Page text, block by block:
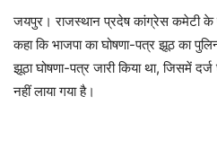
जयपुर। राजस्थान प्रदेष कांग्रेस कमेटी के
कहा कि भाजपा का घोषणा-पत्र झूठ का
झूठा घोषणा-पत्र जारी किया था, जिसमें
नहीं लाया गया है।